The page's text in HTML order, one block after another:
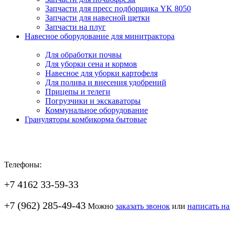
Запчасти для пресс подборщика YK 8050
Запчасти для навесной щетки
Запчасти на плуг
Навесное оборудование для минитрактора
Для обработки почвы
Для уборки сена и кормов
Навесное для уборки картофеля
Для полива и внесения удобрений
Прицепы и телеги
Погрузчики и экскаваторы
Коммунальное оборудование
Грануляторы комбикорма бытовые
Телефоны:
+7 4162 33-59-33
+7 (962) 285-49-43 Можно заказать звонок или написать